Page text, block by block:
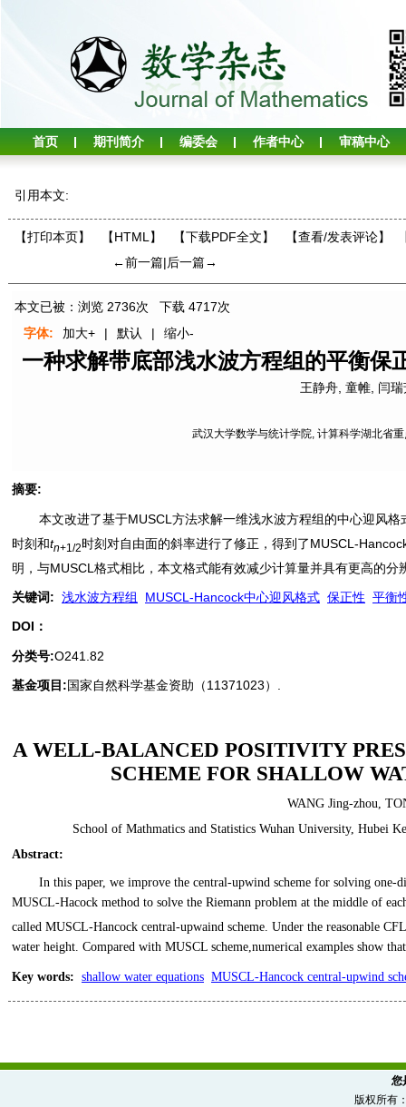
首页 期刊简介 编委会 作者中心 审稿中心
引用本文:
【打印本页】 【HTML】 【下载PDF全文】 【查看/发表评论】
←前一篇|后一篇→
本文已被：浏览 2736次 下载 4717次
字体:
加大+ | 默认 | 缩小-
一种求解带底部浅水波方程组的平衡
王静舟, 童帷, 闫瑞
武汉大学数学与统计学院, 计算科学湖北省
摘要:
本文改进了基于MUSCL方法求解一维浅水波方程组的中心迎风
时刻和tn+1/2时刻对自由面的斜率进行了修正，得到了MUSCL-
明，与MUSCL格式相比，本文格式能有效减少计算量并具有更高的分
关键词: 浅水波方程组 MUSCL-Hancock中心迎风格式 保正性 平衡
DOI：
分类号:O241.82
基金项目:国家自然科学基金资助（11371023）.
A WELL-BALANCED POSITIVITY
SCHEME FOR SHALLOW
WANG Jing-zhou,
School of Mathmatics and Statistics Wuhan University, Hubei
Abstract:
In this paper, we improve the central-upwind scheme for solving one-
MUSCL-Hacock method to solve the Riemann problem at the middle of
called MUSCL-Hancock central-upwaind scheme. Under the reasonable
water height. Compared with MUSCL scheme,numerical examples show
Key words: shallow water equations MUSCL-Hancock central-upwind
您
版权所有